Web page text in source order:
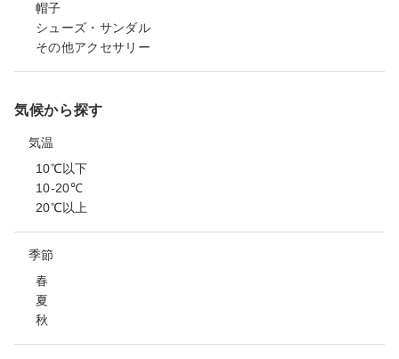
帽子
シューズ・サンダル
その他アクセサリー
気候から探す
気温
10℃以下
10-20℃
20℃以上
季節
春
夏
秋